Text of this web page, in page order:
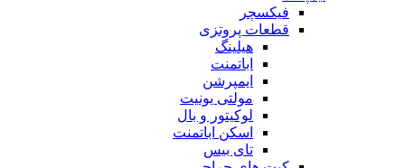
فیکسچر
قطعات پروتزی
هیلینگ
اباتمنت
ایمپرشن
مولتی یونیت
لوکیتور و بال
اسکن اباتمنت
تای بیس